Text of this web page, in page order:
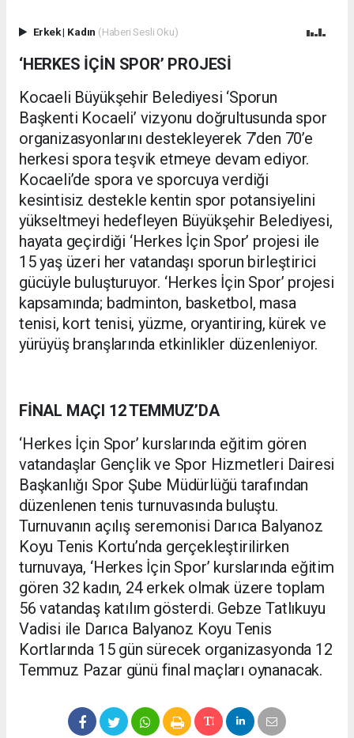
Erkek| Kadın (Haberi Sesli Oku)
‘HERKES İÇİN SPOR’ PROJESİ
Kocaeli Büyükşehir Belediyesi ‘Sporun
Başkenti Kocaeli’ vizyonu doğrultusunda spor
organizasyonlarını destekleyerek 7’den 70’e
herkesi spora teşvik etmeye devam ediyor.
Kocaeli’de spora ve sporcuya verdiği
kesintisiz destekle kentin spor potansiyelini
yükseltmeyi hedefleyen Büyükşehir Belediyesi,
hayata geçirdiği ‘Herkes İçin Spor’ projesi ile
15 yaş üzeri her vatandaşı sporun birleştirici
gücüyle buluşturuyor. ‘Herkes İçin Spor’ projesi
kapsamında; badminton, basketbol, masa
tenisi, kort tenisi, yüzme, oryantiring, kürek ve
yürüyüş branşlarında etkinlikler düzenleniyor.
FİNAL MAÇI 12 TEMMUZ’DA
‘Herkes İçin Spor’ kurslarında eğitim gören
vatandaşlar Gençlik ve Spor Hizmetleri Dairesi
Başkanlığı Spor Şube Müdürlüğü tarafından
düzenlenen tenis turnuvasında buluştu.
Turnuvanın açılış seremonisi Darıca Balyanoz
Koyu Tenis Kortu’nda gerçekleştirilirken
turnuvaya, ‘Herkes İçin Spor’ kurslarında eğitim
gören 32 kadın, 24 erkek olmak üzere toplam
56 vatandaş katılım gösterdi. Gebze Tatlıkuyu
Vadisi ile Darıca Balyanoz Koyu Tenis
Kortlarında 15 gün sürecek organizasyonda 12
Temmuz Pazar günü final maçları oynanacak.